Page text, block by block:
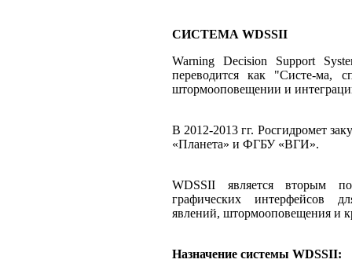
СИСТЕМА WDSSII
Warning Decision Support
переводится как "Систе-ма,
штормооповещении и
В 2012-2013 гг. Росгидромет
«Планета» и ФГБУ «ВГИ».
WDSSII является вторым
графических интерфейсов
явлений, штормооповещения и
Назначение системы WDSSII: